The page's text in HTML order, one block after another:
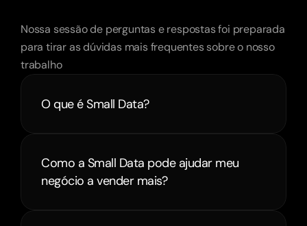
Dúvida?
Nossa sessão de perguntas e respostas foi preparada
para tirar as dúvidas mais frequentes sobre o nosso
trabalho
O que é Small Data?
Como a Small Data pode ajudar meu
negócio a vender mais?